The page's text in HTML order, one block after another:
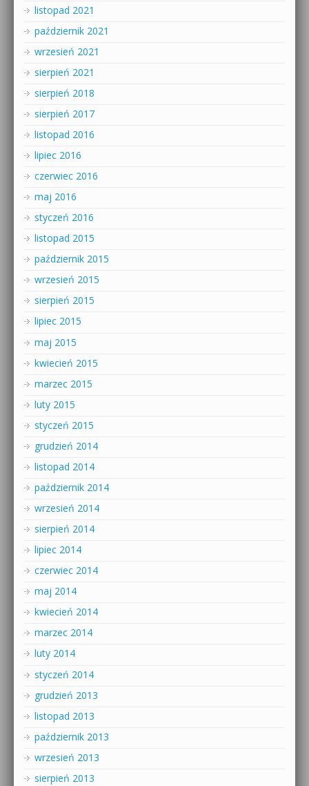
listopad 2021
październik 2021
wrzesień 2021
sierpień 2021
sierpień 2018
sierpień 2017
listopad 2016
lipiec 2016
czerwiec 2016
maj 2016
styczeń 2016
listopad 2015
październik 2015
wrzesień 2015
sierpień 2015
lipiec 2015
maj 2015
kwiecień 2015
marzec 2015
luty 2015
styczeń 2015
grudzień 2014
listopad 2014
październik 2014
wrzesień 2014
sierpień 2014
lipiec 2014
czerwiec 2014
maj 2014
kwiecień 2014
marzec 2014
luty 2014
styczeń 2014
grudzień 2013
listopad 2013
październik 2013
wrzesień 2013
sierpień 2013